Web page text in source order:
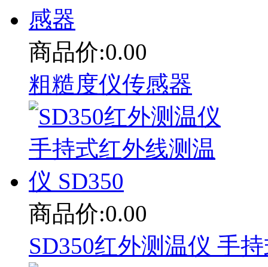
商品价:0.00
粗糙度仪传感器
商品价:0.00
SD350红外测温仪 手